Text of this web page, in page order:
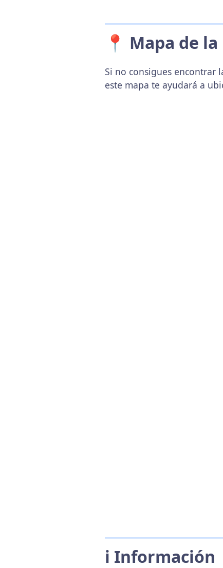
📍 Mapa de
Si no consigues encontrar
este mapa te ayudará a
ℹ️ Información